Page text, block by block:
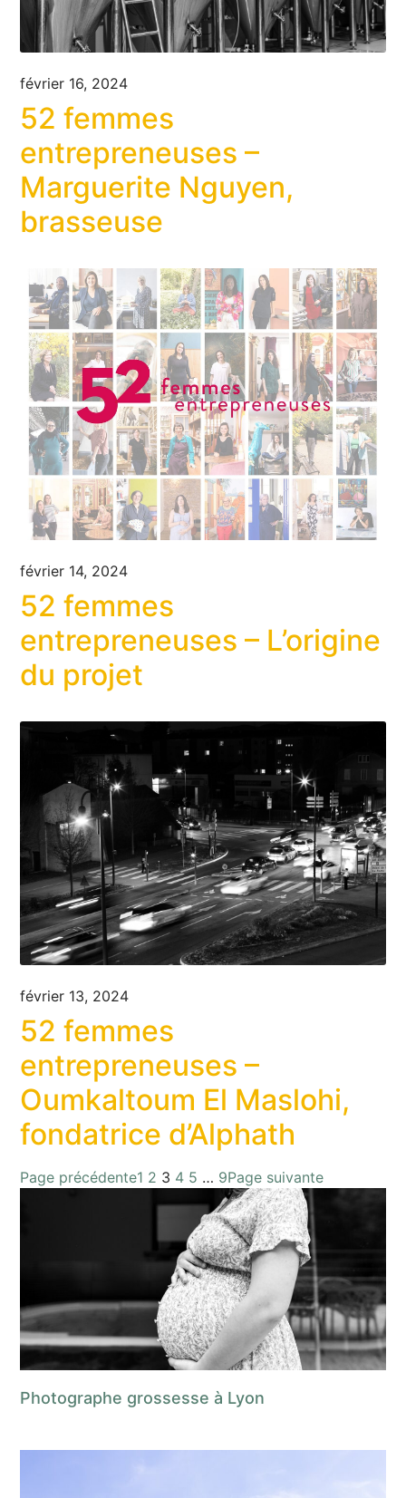
février 16, 2024
52 femmes
entrepreneuses –
Marguerite Nguyen,
brasseuse
février 14, 2024
52 femmes
entrepreneuses – L’origine
du projet
février 13, 2024
52 femmes
entrepreneuses –
Oumkaltoum El Maslohi,
fondatrice d’Alphath
Page précédente1 2 3 4 5 … 9Page suivante
Photographe grossesse à Lyon